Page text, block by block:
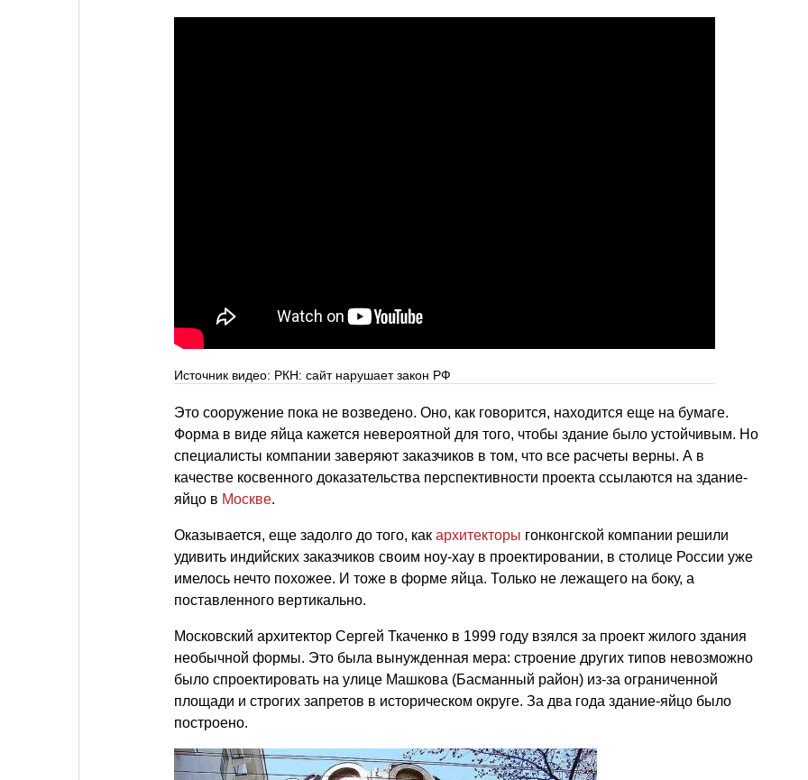
Источник видео: РКН: сайт нарушает закон РФ
Это сооружение пока не возведено. Оно, как говорится, находится еще на бумаге.
Форма в виде яйца кажется невероятной для того, чтобы здание было устойчивым. Но
специалисты компании заверяют заказчиков в том, что все расчеты верны. А в
качестве косвенного доказательства перспективности проекта ссылаются на здание-
яйцо в Москве.
Оказывается, еще задолго до того, как архитекторы гонконгской компании решили
удивить индийских заказчиков своим ноу-хау в проектировании, в столице России уже
имелось нечто похожее. И тоже в форме яйца. Только не лежащего на боку, а
поставленного вертикально.
Московский архитектор Сергей Ткаченко в 1999 году взялся за проект жилого здания
необычной формы. Это была вынужденная мера: строение других типов невозможно
было спроектировать на улице Машкова (Басманный район) из-за ограниченной
площади и строгих запретов в историческом округе. За два года здание-яйцо было
построено.